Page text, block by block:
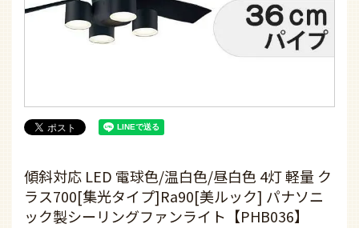
傾斜対応 LED 電球色/温白色/昼白色 4灯 軽量 ク
ラス700[集光タイプ]Ra90[美ルック] パナソニ
ック製シーリングファンライト【PHB036】